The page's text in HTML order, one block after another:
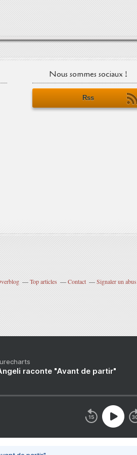
Nous sommes sociaux !
Rss
Top articles Contact Signaler un abus
raconte "Avant de partir"